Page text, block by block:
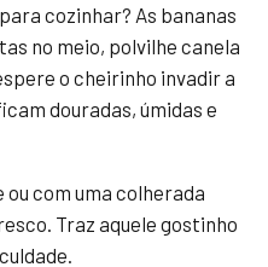
cozinhar? As bananas
no meio, polvilhe canela
o cheirinho invadir a
douradas, úmidas e
com uma colherada
Traz aquele gostinho